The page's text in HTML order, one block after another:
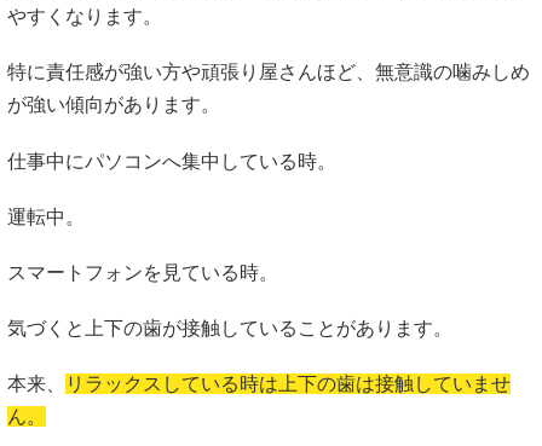
やすくなります。
特に責任感が強い方や頑張り屋さんほど、無意識の噛みしめ
が強い傾向があります。
仕事中にパソコンへ集中している時。
運転中。
スマートフォンを見ている時。
気づくと上下の歯が接触していることがあります。
本来、
リラックスしている時は上下の歯は接触していませ
ん。